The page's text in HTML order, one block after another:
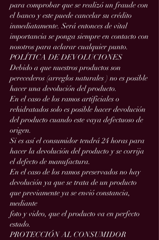
para comprobar que se realizó un fraude con
el banco y este puede cancelar su crédito
inmediatamente. Será entonces de vital
importancia se ponga siempre en contacto con
nosotros para aclarar cualquier punto.
POLÍTICA DE DEVOLUCIONES
Debido a que nuestros productos son
perecederos (arreglos naturales ) no es posible
hacer una devolución del producto.
En el caso de los ramos artificiales o
rehidratados solo es posible hacer devolución
del producto cuando este vaya defectuoso de
origen.
Si es así el consumidor tendrá 24 horas para
hacer la devolución del producto y se corrija
el defecto de manufactura.
En el caso de los ramos preservados no hay
devolución ya que se trata de un producto
que previamente ya se envió constancia,
mediante
foto y video, que el producto va en perfecto
estado.
PROTECCIÓN AL CONSUMIDOR